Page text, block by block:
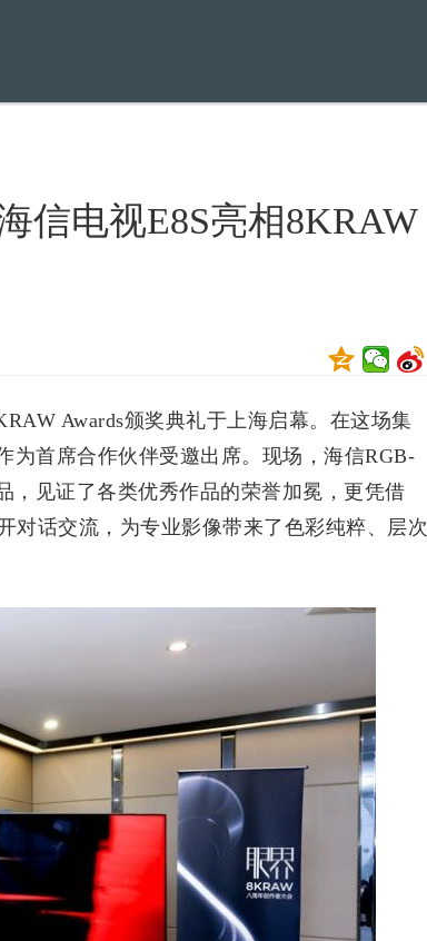
信电视E8S亮相8KRAW
Awards颁奖典礼于上海启幕。在这场集
为首席合作伙伴受邀出席。现场，海信RGB-
，见证了各类优秀作品的荣誉加冕，更凭借
对话交流，为专业影像带来了色彩纯粹、层次